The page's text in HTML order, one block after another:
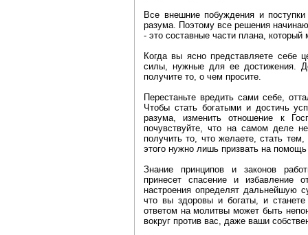
Все внешние побуждения и
разума. Поэтому все решения
- это составные части плана,
Когда вы ясно представляете себе
силы, нужные для ее достижения.
получите то, о чем просите.
Перестаньте вредить сами себе,
Чтобы стать богатыми и достичь
разума, изменить отношение к
почувствуйте, что на самом деле
получить то, что желаете, стать
этого нужно лишь призвать на
Знание принципов и законов
принесет спасение и
настроения определят дальнейшую
что вы здоровы и богаты, и
ответом на молитвы может быть
вокруг против вас, даже ваши